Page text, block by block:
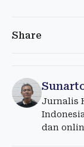
Share
Jurnalis
dan